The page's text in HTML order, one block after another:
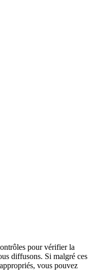
pour vérifier la
diffusons. Si malgré ces
vous pouvez